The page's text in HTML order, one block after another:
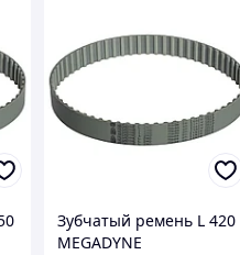
Зубчатый ремень L 420
MEGADYNE